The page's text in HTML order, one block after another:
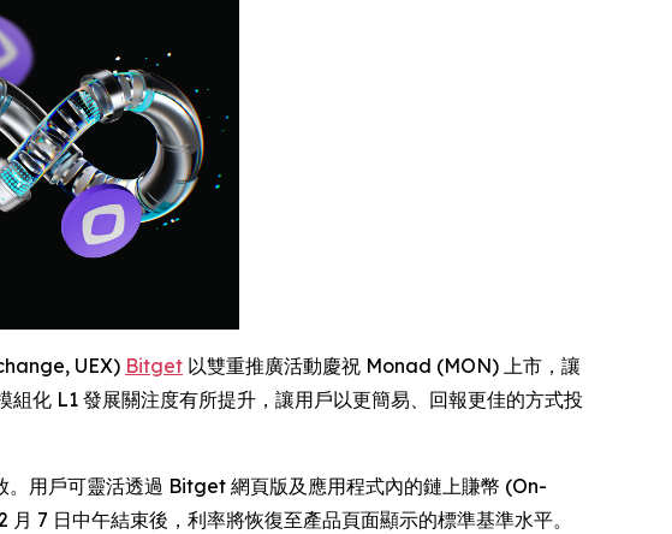
UEX) Bitget 以雙重推廣活動慶祝 Monad (MON) 上市，讓
化 L1 發展關注度有所提升，讓用戶以更簡易、回報更佳的方式投
用戶可靈活透過 Bitget 網頁版及應用程式內的鏈上賺幣 (On-
7 日中午結束後，利率將恢復至產品頁面顯示的標準基準水平。